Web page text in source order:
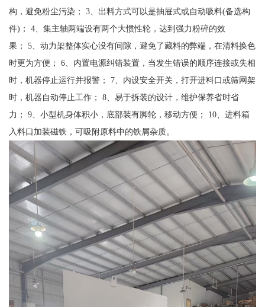
构，避免粉尘污染； 3、出料方式可以是抽屉式或自动吸料(备选构
件)； 4、集主轴两端设有两个大惯性轮，达到强力粉碎的效
果； 5、动力架整体实心没有间隙，避免了藏料的弊端，在清料换色
时更为方便； 6、内置电源纠错装置，当发生错误的顺序连接或失相
时，机器停止运行并报警； 7、内设安全开关，打开进料口或筛网架
时，机器自动停止工作； 8、易于拆装的设计，维护保养省时省
力； 9、小型机身体积小，底部装有脚轮，移动方便； 10、进料箱
入料口加装磁铁，可吸附原料中的铁屑杂质。